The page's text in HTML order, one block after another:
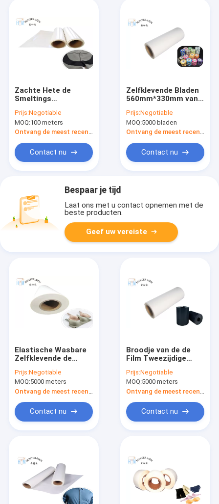
Zachte Hete de
Smeltings
ISO9001
Vriendschappelijke
Eco van 1.2g/Cm3
Prijs:Negotiable
MOQ:100 meters
Ontvang de meest recente Prijs
Contact nu
Zelfklevende Bladen
560mm*330mm van
Hete Smelting de
Kleefstof van de
Lijmfilm
Prijs:Negotiable
MOQ:5000 bladen
Ontvang de meest recente Prijs
Contact nu
Bespaar je tijd
Laat ons met u contact opnemen met de
beste producten.
Geef uw vereiste
Elastische Wasbare
Zelfklevende de
de Bustehoudertpu
Hete Smelting
Prijs:Negotiable
MOQ:5000 meters
Contact nu
Broodje van de de
Film Tweezijdige
de hardheids75a TPU
het Hete Smelting
Zelfklevende
Prijs:Negotiable
MOQ:5000 meters
Contact nu